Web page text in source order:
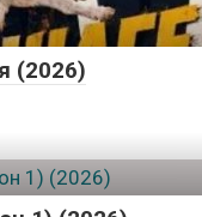
(2026)